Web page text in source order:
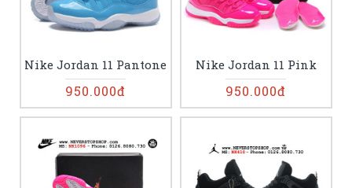
Nike Jordan 11 Pantone
950.000đ
Nike Jordan 11 Pink
950.000đ